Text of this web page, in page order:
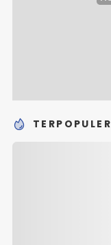
TERPOPULER